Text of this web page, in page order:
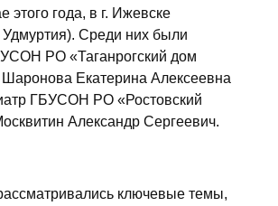
этого года, в г. Ижевске
Удмуртия). Среди них были
РО «Таганрогский дом
Екатерина Алексеевна
ГБУСОН РО «Ростовский
Александр Сергеевич.
ключевые темы,